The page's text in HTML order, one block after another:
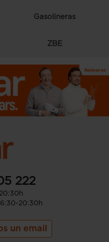
Gasolineras
ZBE
222
20:30h
un email